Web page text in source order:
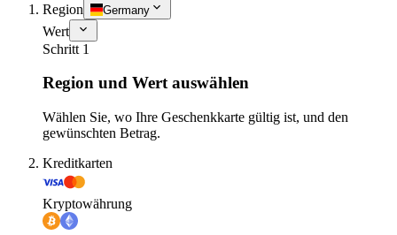
Region Germany
Wert
Schritt 1
Region und Wert auswählen
Wählen Sie, wo Ihre Geschenkkarte gültig ist, und den
gewünschten Betrag.
Kreditkarten
Kryptowährung